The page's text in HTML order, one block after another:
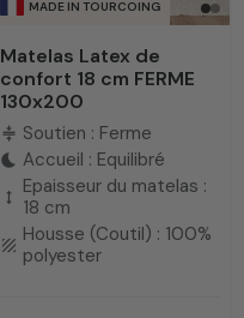
MADE IN TOURCOING
Matelas Latex de
confort 18 cm FERME
130x200
compress Soutien : Ferme
bedtime Accueil : Equilibré
height
Epaisseur du matelas :
18 cm
texture Housse (Coutil) : 100%
polyester